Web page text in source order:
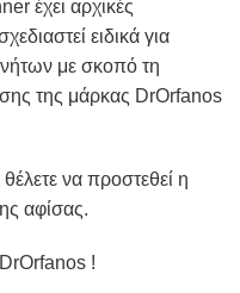
έχει αρχικές
ειδικά για
με σκοπό τη
της μάρκας DrOrfanos
να προστεθεί η
αφίσας.
DrOrfanos !